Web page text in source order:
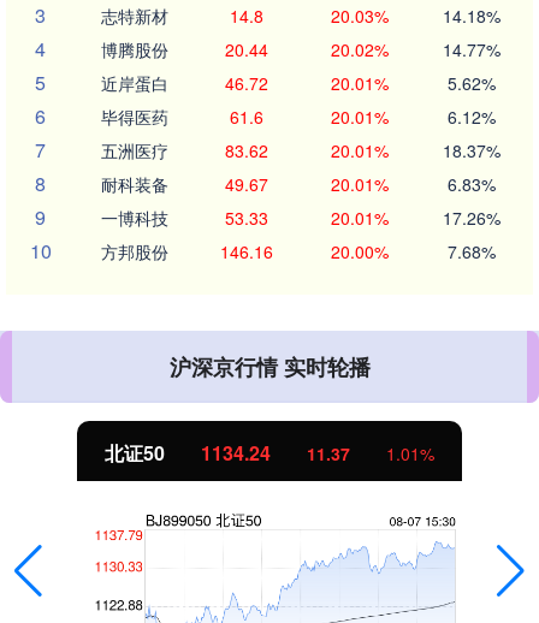
3 志特新材 14.8 20.03% 14.18%
4 博腾股份 20.44 20.02% 14.77%
5 近岸蛋白 46.72 20.01% 5.62%
6 毕得医药 61.6 20.01% 6.12%
7 五洲医疗 83.62 20.01% 18.37%
8 耐科装备 49.67 20.01% 6.83%
9 一博科技 53.33 20.01% 17.26%
10 方邦股份 146.16 20.00% 7.68%
沪深京行情 实时轮播
北证50 1134.24 11.37 1.01%